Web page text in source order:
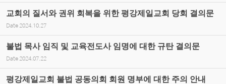
교회의 질서와 권위 회복을 위한 평강제일교회 당회 결의문
Date 2024.10.27
불법 목사 임직 및 교육전도사 임명에 대한 규탄 결의문
Date 2024.07.22
평강제일교회 불법 공동의회 회원 명부에 대한 주의 안내